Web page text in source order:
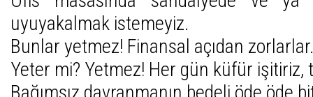
uyuyakalmak istemeyiz.
Bunlar yetmez! Finansal açıdan
Yeter mi? Yetmez! Her gün küfür